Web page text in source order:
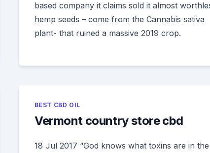
based company it claims sold it almost
hemp seeds – come from the Cannabis sativa
plant- that ruined a massive 2019 crop.
BEST CBD OIL
Vermont country store cbd
18 Jul 2017 “God knows what toxins are in the